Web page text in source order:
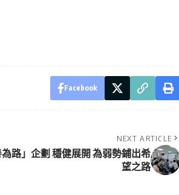
Facebook
NEXT ARTICLE
為路」企劃 穩健展開 為弱勢鋪出希
望之路